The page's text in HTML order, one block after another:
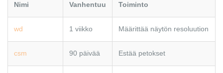
Nimi Vanhentuu Toiminto
wd 1 viikko Määrittää näytön resoluution
csm 90 päivää Estää petokset